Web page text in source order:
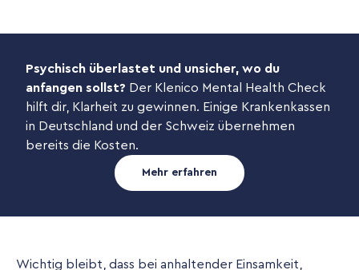
Psychisch überlastet und unsicher, wo du
anfangen sollst? Der Klenico Mental Health Check
hilft dir, Klarheit zu gewinnen. Einige Krankenkassen
in Deutschland und der Schweiz übernehmen
bereits die Kosten.
Mehr erfahren
Wichtig bleibt, dass bei anhaltender Einsamkeit,